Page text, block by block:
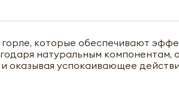
которые обеспечивают
натуральным компонентам,
оказывая успокаивающее